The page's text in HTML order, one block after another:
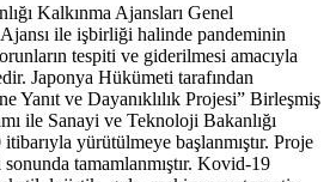
Kalkınma Ajansları Genel
ile işbirliği halinde pandeminin
tespiti ve giderilmesi amacıyla
Japonya Hükümeti tarafından
Yanıt ve Dayanıklılık Projesi” Birleşmiş
ile Sanayi ve Teknoloji Bakanlığı
yürütülmeye başlanmıştır. Proje
tamamlanmıştır. Kovid-19